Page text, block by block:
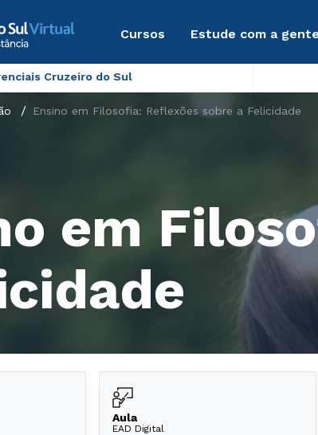
Cursos Estude com a gente
Cruzeiro do Sul
Ensino em Filosofia: Reflexões sobre a Felicidade
em
Aula
EAD Digital